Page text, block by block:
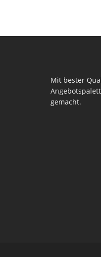
Mit bester
gemacht.